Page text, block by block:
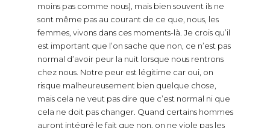
moins pas comme nous), mais bien souvent ils ne
sont même pas au courant de ce que, nous, les
femmes, vivons dans ces moments-là. Je crois qu’il
est important que l’on sache que non, ce n’est pas
normal d’avoir peur la nuit lorsque nous rentrons
chez nous. Notre peur est légitime car oui, on
risque malheureusement bien quelque chose,
mais cela ne veut pas dire que c’est normal ni que
cela ne doit pas changer. Quand certains hommes
auront intégré le fait que non, on ne viole pas les